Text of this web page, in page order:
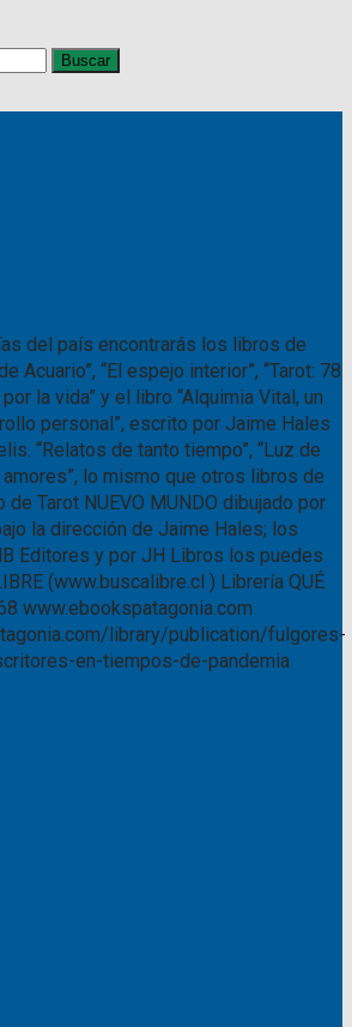
del país encontrarás los libros de
Acuario”, “El espejo interior”, “Tarot: 78
la vida” y el libro “Alquimia Vital, un
personal”, escrito por Jaime Hales
“Relatos de tanto tiempo”, “Luz de
amores”, lo mismo que otros libros de
Tarot NUEVO MUNDO dibujado por
la dirección de Jaime Hales; los
Editores y por JH Libros los puedes
(www.buscalibre.cl ) Librería QUÉ
www.ebookspatagonia.com
library/publication/fulgores-
en-tiempos-de-pandemia